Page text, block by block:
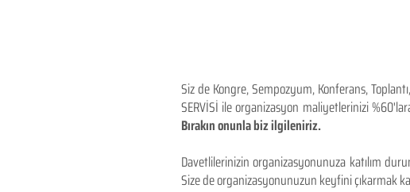
Siz de Kongre, Sempozyum, Konferans,
SERVİSİ ile organizasyon maliyetlerinizi
Bırakın onunla biz ilgileniriz.
Davetlilerinizin organizasyonunuza katılım
Size de organizasyonunuzun keyfini çıkarmak